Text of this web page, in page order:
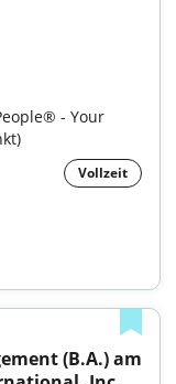
- Your
Vollzeit
(B.A.) am